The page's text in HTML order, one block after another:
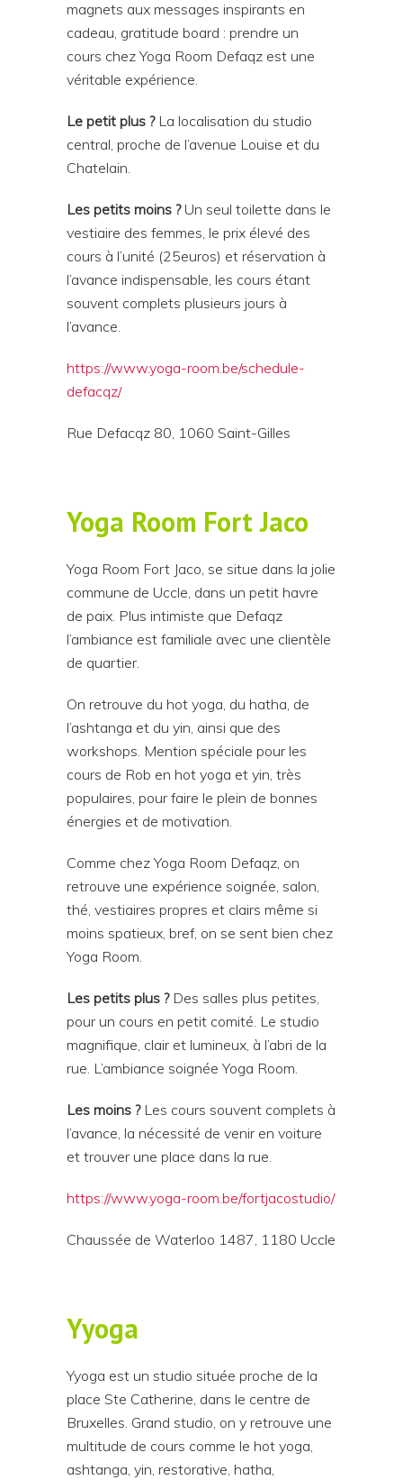
magnets aux messages inspirants en
cadeau, gratitude board : prendre un
cours chez Yoga Room Defaqz est une
véritable expérience.
Le petit plus ?La localisation du studio
central, proche de l’avenue Louise et du
Chatelain.
Les petits moins ?Un seul toilette dans le
vestiaire des femmes, le prix élevé des
cours à l’unité (25euros) et réservation à
l’avance indispensable, les cours étant
souvent complets plusieurs jours à
l’avance.
https://www.yoga-room.be/schedule-
defacqz/
Rue Defacqz 80, 1060 Saint-Gilles
Yoga Room Fort Jaco
Yoga Room Fort Jaco, se situe dans la jolie
commune de Uccle, dans un petit havre
de paix. Plus intimiste que Defaqz
l’ambiance est familiale avec une clientèle
de quartier.
On retrouve du hot yoga, du hatha, de
l’ashtanga et du yin, ainsi que des
workshops. Mention spéciale pour les
cours de Rob en hot yoga et yin, très
populaires, pour faire le plein de bonnes
énergies et de motivation.
Comme chez Yoga Room Defaqz, on
retrouve une expérience soignée, salon,
thé, vestiaires propres et clairs même si
moins spatieux, bref, on se sent bien chez
Yoga Room.
Les petits plus ?Des salles plus petites,
pour un cours en petit comité. Le studio
magnifique, clair et lumineux, à l’abri de la
rue. L’ambiance soignée Yoga Room.
Les moins ?Les cours souvent complets à
l’avance, la nécessité de venir en voiture
et trouver une place dans la rue.
https://www.yoga-room.be/fortjacostudio/
Chaussée de Waterloo 1487, 1180 Uccle
Yyoga
Yyoga est un studio située proche de la
place Ste Catherine, dans le centre de
Bruxelles. Grand studio, on y retrouve une
multitude de cours comme le hot yoga,
ashtanga, yin, restorative, hatha,